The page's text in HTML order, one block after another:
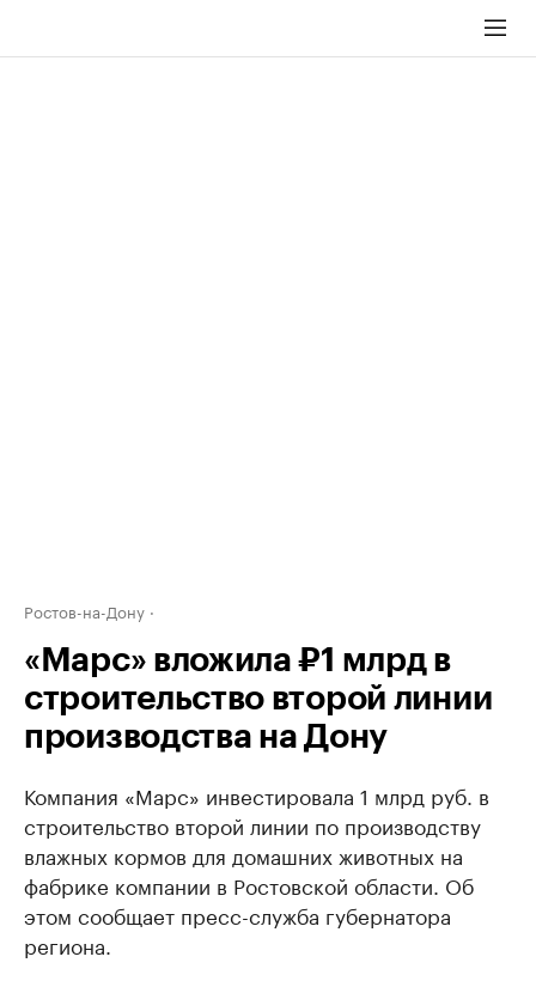
Ростов-на-Дону
«Марс» вложила ₽1 млрд в
строительство второй линии
производства на Дону
Компания «Марс» инвестировала 1 млрд руб. в
строительство второй линии по производству
влажных кормов для домашних животных на
фабрике компании в Ростовской области. Об
этом сообщает пресс-служба губернатора
региона.